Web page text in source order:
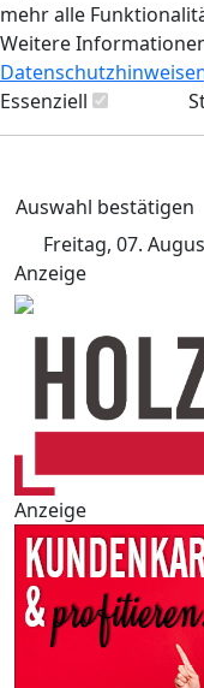
mehr alle
Weitere
Essenziell
Auswahl bestätigen
Freitag, 07.
Anzeige
Anzeige